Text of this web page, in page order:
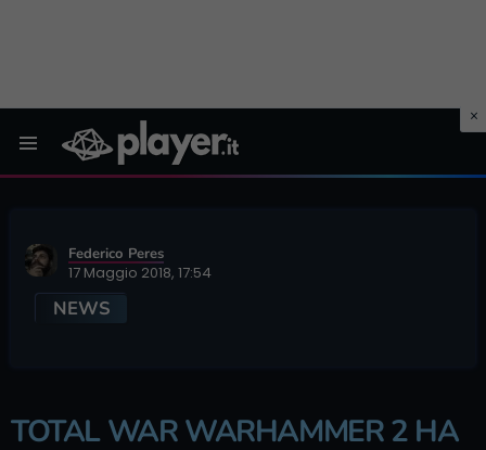
Federico Peres
17 Maggio 2018, 17:54
NEWS
TOTAL WAR WARHAMMER 2 HA